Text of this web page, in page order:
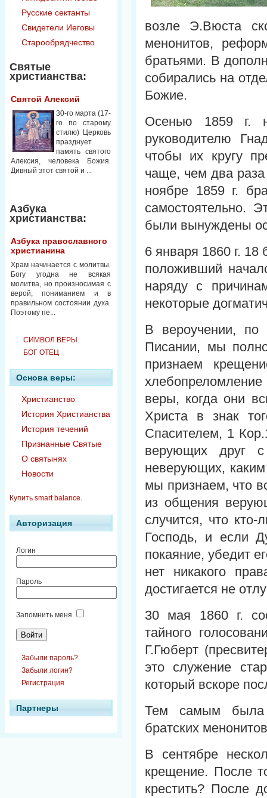
Русские сектанты
Свидетели Иеговы
Старообрядчество
Святые
христианства:
Святой Алексий
30-го марта (17-
го по старому
стилю) Церковь
празднует
память святого
Алексия, человека Божия.
Дивный этот святой и ...
Азбука
христианства:
Азбука православного
христианина
Храм начинается с молитвы.
Богу угодна не всякая
молитва, но произносимая с
верой, пониманием и в
правильном состоянии духа.
Поэтому пе...
СИМВОЛ ВЕРЫ
БОГ ОТЕЦ
Основа веры:
Христианство
История Христианства
История течений
Признанные Святые
О святынях
Новости
Купить smart balance.
Авторизация
Логин
Пароль
Запомнить меня
Забыли пароль?
Забыли логин?
Регистрация
Партнеры
возле Э.Вюста
менонитов,
братьями. В
собирались на
Божие.
Осенью 1859 г.
руководителю
чтобы их кругу
чаще, чем два раза
ноябре 1859 г.
самостоятельно.
были вынуждены
6 января 1860 г.
положивший
наряду с
некоторые
В вероучении,
Писании, мы
признаем
веры, когда они
Христа в знак
Спасителем, 1
верующих друг
неверующих,
мы признаем, что
из общения
случится, что
Господь, и если
покаяние, убедит
нет никакого
достигается не
30 мая 1860 г.
тайного
Г.Гюберт
это служение
который вскоре
Тем самым была
братских
В сентябре
крещение. После
крестить? После